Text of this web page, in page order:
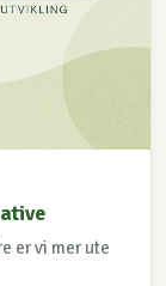
er vi mer ute